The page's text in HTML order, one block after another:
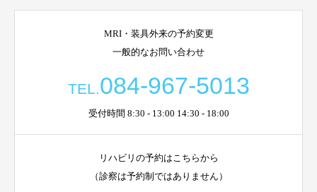
MRI・装具外来の予約変更
一般的なお問い合わせ
TEL.084-967-5013
受付時間 8:30 - 13:00 14:30 - 18:00
リハビリの予約はこちらから
（診察は予約制ではありません）